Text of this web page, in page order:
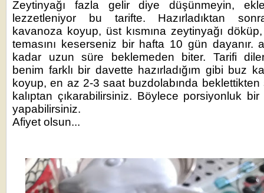
Zeytinyağı fazla gelir diye düşünmeyin,
lezzetleniyor bu tarifte. Hazırladıktan
kavanoza koyup, üst kısmına zeytinyağı
temasını keserseniz bir hafta 10 gün dayanır.
kadar uzun süre beklemeden biter. Tarifi
benim farklı bir davette hazırladığım gibi buz
koyup, en az 2-3 saat buzdolabında beklettikten
kalıptan çıkarabilirsiniz. Böylece porsiyonluk bir
yapabilirsiniz.
Afiyet olsun...